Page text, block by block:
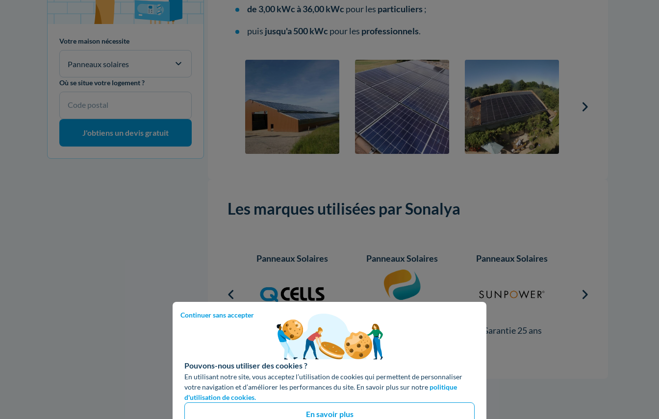
Continuer sans accepter
Pouvons-nous utiliser des cookies ?
En utilisant notre site, vous acceptez l’utilisation de cookies qui permettent de personnaliser
votre navigation et d’améliorer les performances du site. En savoir plus sur notre politique
d'utilisation de cookies.
En savoir plus
Votre maison nécessite
Panneaux solaires
Où se situe votre logement ?
Code postal
J'obtiens un devis gratuit
de 3,00 kWc à 36,00 kWc pour les particuliers ;
puis jusqu'a 500 kWc pour les professionnels.
Les marques utilisées par Sonalya
Panneaux Solaires
Garantie 12 ans
Panneaux Solaires
Garantie 25 ans
Panneaux Solaires
Garantie 25 ans
Les derniers avis sur SUNALYA